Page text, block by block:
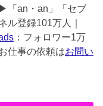
「an・an」「セブ
ル登録101万人｜
：フォロワー1万
お仕事の依頼はお問い